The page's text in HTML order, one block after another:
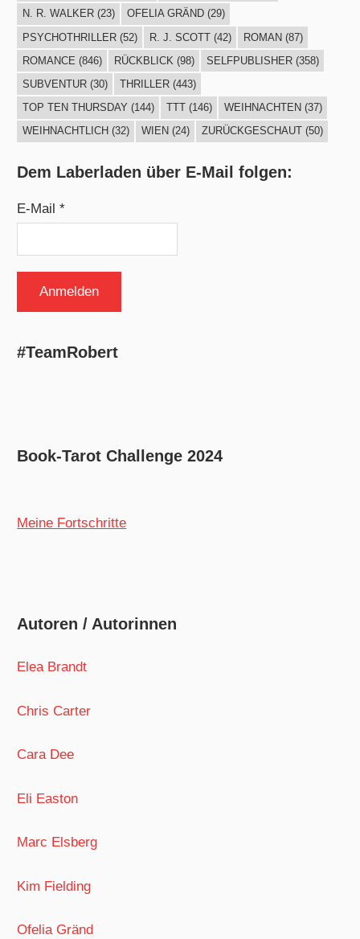
N. R. WALKER(23) OFELIA GRÄND(29)
PSYCHOTHRILLER(52) R. J. SCOTT(42) ROMAN(87)
ROMANCE (846) RÜCKBLICK (98) SELFPUBLISHER(358)
SUBVENTUR(30) THRILLER(443)
TOP TEN THURSDAY (144) TTT(146) WEIHNACHTEN (37)
WEIHNACHTLICH (32) WIEN (24) ZURÜCKGESCHAUT(50)
Dem Laberladen über E-Mail folgen:
E-Mail *
#TeamRobert
Book-Tarot Challenge 2024
Meine Fortschritte
Autoren / Autorinnen
Elea Brandt
Chris Carter
Cara Dee
Eli Easton
Marc Elsberg
Kim Fielding
Ofelia Gränd